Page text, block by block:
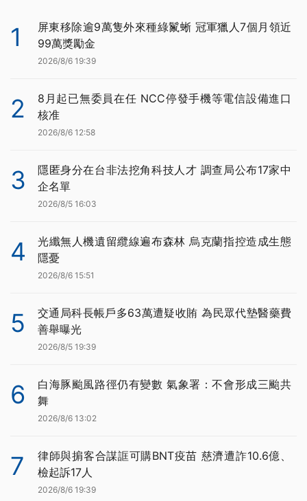
1
屏東移除逾9萬隻外來種綠鬣蜥 冠軍獵人7個月領近
99萬獎勵金
2026/8/6 19:39
2
8月起已無委員在任 NCC停發手機等電信設備進口
核准
2026/8/6 12:58
3
隱匿身分在台非法挖角科技人才 調查局公布17家中
企名單
2026/8/5 16:03
4
光纖無人機遺留纜線遍布森林 烏克蘭指控造成生態
隱憂
2026/8/6 15:51
5
交通局科長帳戶多63萬遭疑收賄 為民眾代墊醫藥費
善舉曝光
2026/8/5 19:39
6
白海豚颱風路徑仍有變數 氣象署：不會形成三颱共
舞
2026/8/6 13:02
7
律師與掮客合謀誆可購BNT疫苗 慈濟遭詐10.6億、
檢起訴17人
2026/8/6 19:39